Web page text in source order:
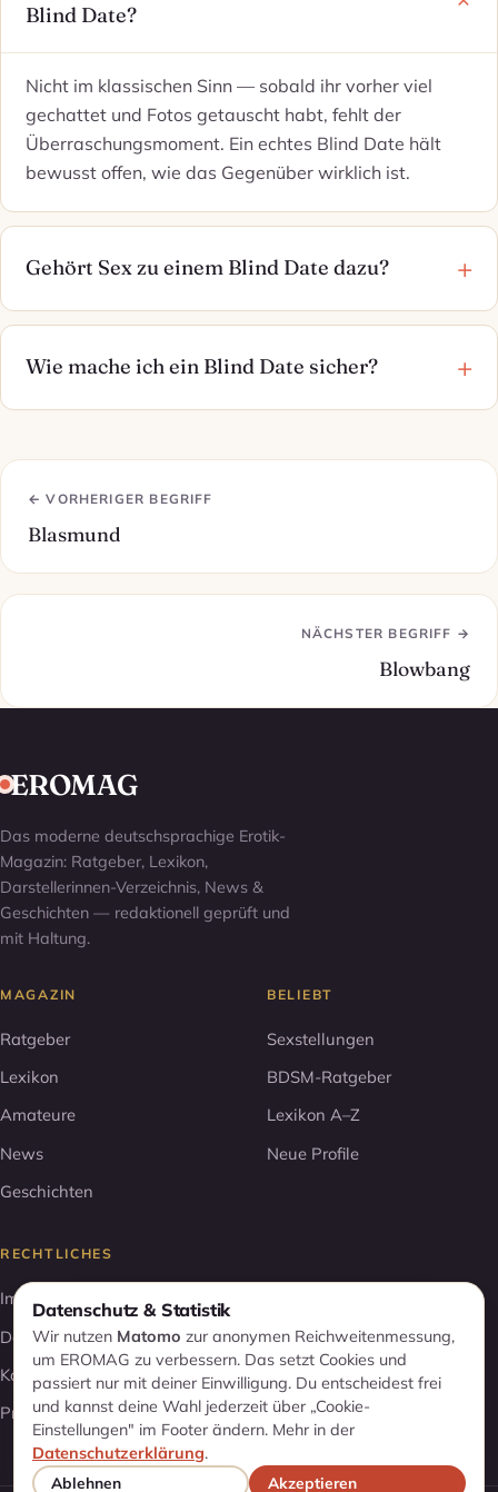
Blind Date?
Nicht im klassischen Sinn — sobald ihr vorher viel
gechattet und Fotos getauscht habt, fehlt der
Überraschungsmoment. Ein echtes Blind Date hält
bewusst offen, wie das Gegenüber wirklich ist.
Gehört Sex zu einem Blind Date dazu?
Wie mache ich ein Blind Date sicher?
← VORHERIGER BEGRIFF
Blasmund
NÄCHSTER BEGRIFF →
Blowbang
EROMAG
Das moderne deutschsprachige Erotik-
Magazin: Ratgeber, Lexikon,
Darstellerinnen-Verzeichnis, News &
Geschichten — redaktionell geprüft und
mit Haltung.
MAGAZIN
Ratgeber
Lexikon
Amateure
News
Geschichten
BELIEBT
Sexstellungen
BDSM-Ratgeber
Lexikon A–Z
Neue Profile
RECHTLICHES
Impressum
Datenschutz
Kontakt
Profil entfernen
Datenschutz & Statistik
Wir nutzen Matomo zur anonymen Reichweitenmessung,
um EROMAG zu verbessern. Das setzt Cookies und
passiert nur mit deiner Einwilligung. Du entscheidest frei
und kannst deine Wahl jederzeit über „Cookie-
Einstellungen" im Footer ändern. Mehr in der
Datenschutzerklärung.
Ablehnen Akzeptieren